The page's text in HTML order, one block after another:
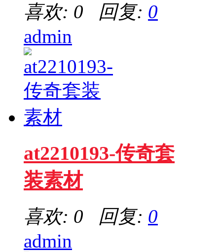
喜欢: 0 回复: 0
admin
at2210193-传奇套
装素材
喜欢: 0 回复: 0
admin